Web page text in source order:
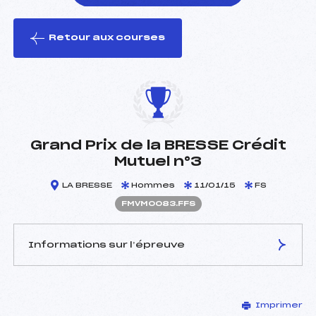
le ski
Retour aux courses
Grand Prix de la BRESSE Crédit
Mutuel n°3
LA BRESSE Hommes 11/01/15 FS
FMVM0083.FFS
Informations sur l’épreuve
GRANDEMANGE PHILIPPE
Imprimer